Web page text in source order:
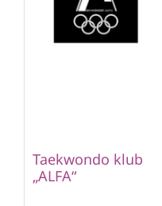
Taekwondo klub
„ALFA“